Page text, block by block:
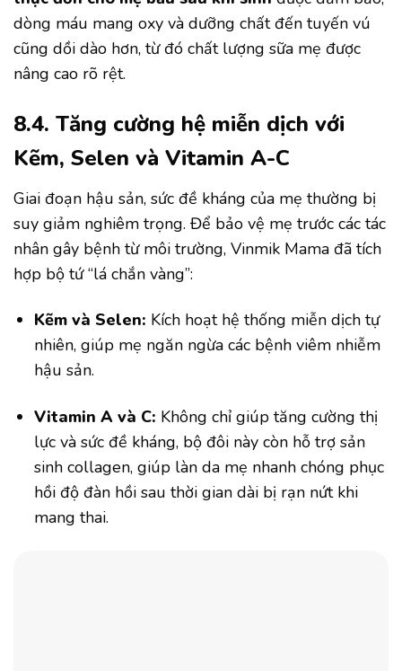
dòng máu mang oxy và dưỡng chất đến tuyến vú
cũng dồi dào hơn, từ đó chất lượng sữa mẹ được
nâng cao rõ rệt.
8.4. Tăng cường hệ miễn dịch với
Kẽm, Selen và Vitamin A-C
Giai đoạn hậu sản, sức đề kháng của mẹ thường bị
suy giảm nghiêm trọng. Để bảo vệ mẹ trước các tác
nhân gây bệnh từ môi trường, Vinmik Mama đã tích
hợp bộ tứ “lá chắn vàng”:
Kẽm và Selen: Kích hoạt hệ thống miễn dịch tự
nhiên, giúp mẹ ngăn ngừa các bệnh viêm nhiễm
hậu sản.
Vitamin A và C: Không chỉ giúp tăng cường thị
lực và sức đề kháng, bộ đôi này còn hỗ trợ sản
sinh collagen, giúp làn da mẹ nhanh chóng phục
hồi độ đàn hồi sau thời gian dài bị rạn nứt khi
mang thai.